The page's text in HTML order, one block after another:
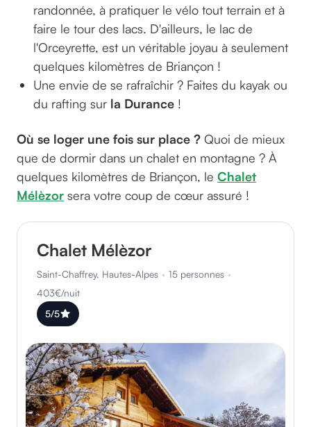
randonnée, à pratiquer le vélo tout terrain et à
faire le tour des lacs. D'ailleurs, le lac de
l'Orceyrette, est un véritable joyau à seulement
quelques kilomètres de Briançon !
Une envie de se rafraîchir ? Faites du kayak ou
du rafting sur la Durance !
Où se loger une fois sur place ? Quoi de mieux
que de dormir dans un chalet en montagne ? À
quelques kilomètres de Briançon, le Chalet
Mélèzor sera votre coup de cœur assuré !
Chalet Mélèzor
Saint-Chaffrey, Hautes-Alpes • 15 personnes •
403€/nuit
5/5